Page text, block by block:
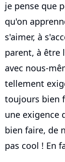
je pense que
qu'on
s'aimer, à
parent, à être
avec nous-
tellement
toujours bien
une exigence
bien faire, de
pas cool ! En